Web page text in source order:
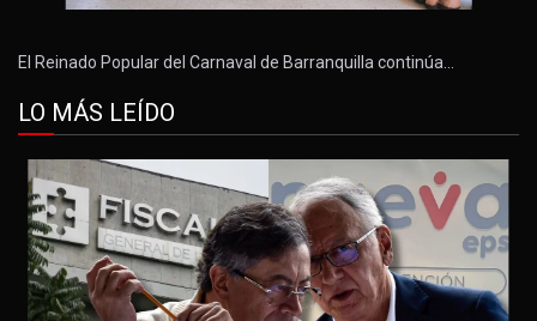
El Reinado Popular del Carnaval de Barranquilla continúa…
LO MÁS LEÍDO